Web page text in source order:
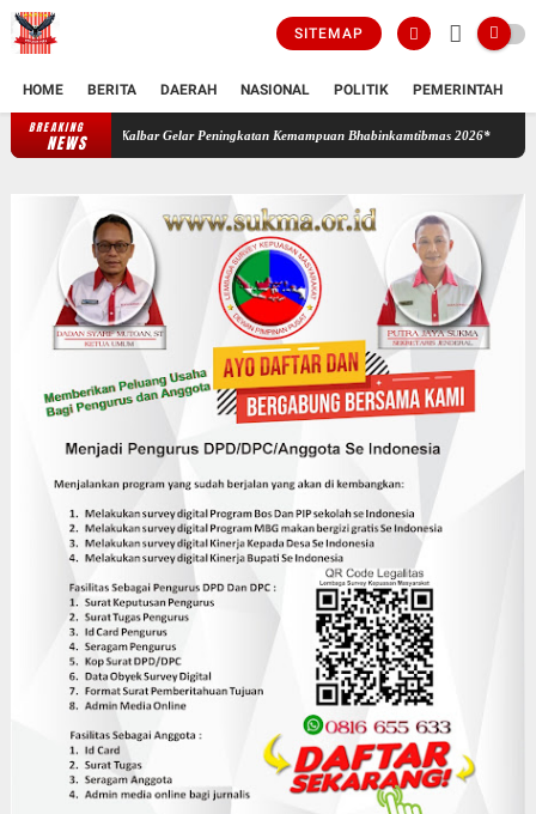
SITEMAP
HOME BERITA DAERAH NASIONAL POLITIK PEMERINTAH
BREAKING
NEWS Sinergi Bangun Ketahanan dan Keamanan Desa, Polda Kalbar Gelar